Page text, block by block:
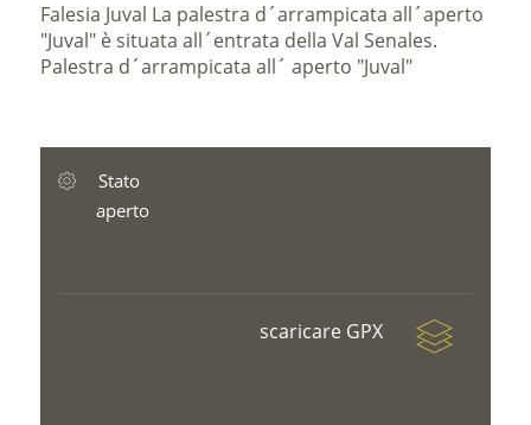
Falesia Juval La palestra d´arrampicata all´aperto
"Juval" è situata all´entrata della Val Senales.
Palestra d´arrampicata all´ aperto "Juval"
Stato
aperto
scaricare GPX